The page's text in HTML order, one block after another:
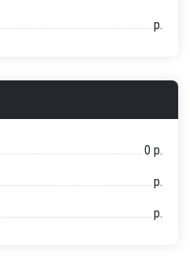
р.
0 р.
р.
р.